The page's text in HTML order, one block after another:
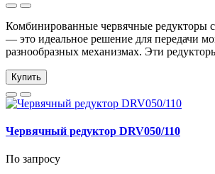
Комбинированные червячные редукторы
— это идеальное решение для передачи
разнообразных механизмах. Эти
Купить
Червячный редуктор DRV050/110
По запросу